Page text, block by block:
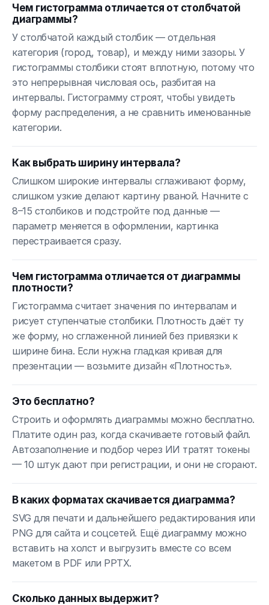
Чем гистограмма отличается от столбчатой
диаграммы?
У столбчатой каждый столбик — отдельная
категория (город, товар), и между ними зазоры. У
гистограммы столбики стоят вплотную, потому что
это непрерывная числовая ось, разбитая на
интервалы. Гистограмму строят, чтобы увидеть
форму распределения, а не сравнить именованные
категории.
Как выбрать ширину интервала?
Слишком широкие интервалы сглаживают форму,
слишком узкие делают картину рваной. Начните с
8–15 столбиков и подстройте под данные —
параметр меняется в оформлении, картинка
перестраивается сразу.
Чем гистограмма отличается от диаграммы
плотности?
Гистограмма считает значения по интервалам и
рисует ступенчатые столбики. Плотность даёт ту
же форму, но сглаженной линией без привязки к
ширине бина. Если нужна гладкая кривая для
презентации — возьмите дизайн «Плотность».
Это бесплатно?
Строить и оформлять диаграммы можно бесплатно.
Платите один раз, когда скачиваете готовый файл.
Автозаполнение и подбор через ИИ тратят токены
— 10 штук дают при регистрации, и они не сгорают.
В каких форматах скачивается диаграмма?
SVG для печати и дальнейшего редактирования или
PNG для сайта и соцсетей. Ещё диаграмму можно
вставить на холст и выгрузить вместе со всем
макетом в PDF или PPTX.
Сколько данных выдержит?